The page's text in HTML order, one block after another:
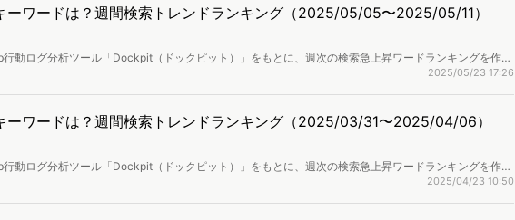
ーワードは？週間検索トレンドランキング（2025/05/05〜2025/05/11）
行動ログ分析ツール「Dockpit（ドックピット）」をもとに、週次の検索急上昇ワードランキングを作成
いるキーワードを取り上げます。
2025/05/23 17:26
ーワードは？週間検索トレンドランキング（2025/03/31〜2025/04/06）
行動ログ分析ツール「Dockpit（ドックピット）」をもとに、週次の検索急上昇ワードランキングを作成
いるキーワードを取り上げます。
2025/04/23 10:50